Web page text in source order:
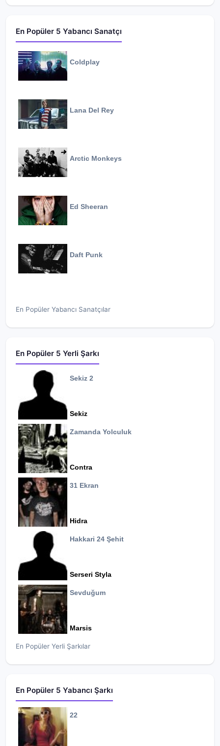
En Popüler 5 Yabancı Sanatçı
Coldplay
Lana Del Rey
Arctic Monkeys
Ed Sheeran
Daft Punk
En Popüler Yabancı Sanatçılar
En Popüler 5 Yerli Şarkı
Sekiz 2
Sekiz
Zamanda Yolculuk
Contra
31 Ekran
Hidra
Hakkari 24 Şehit
Serseri Styla
Sevduğum
Marsis
En Popüler Yerli Şarkılar
En Popüler 5 Yabancı Şarkı
22